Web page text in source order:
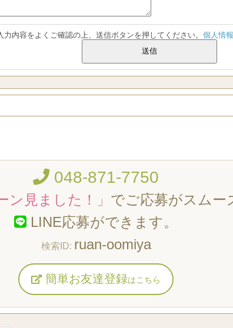
力内容をよくご確認の上、送信ボタンを押してください。 個人情
048-871-7750
ン見ました！」 でご応募がスムー
LINE応募ができます。
ruan-oomiya
簡単お友達登録はこちら